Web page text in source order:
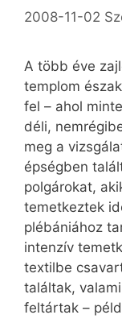
2008-11-02
A több éve
templom
fel – ahol
déli,
meg a
épségben
polgárokat,
temetkeztek
plébániához
intenzív
textilbe
találtak,
feltártak –